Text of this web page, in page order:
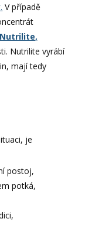
. V případě
Nutrilite,
Nutrilite vyrábí
mají tedy
je
postoj,
potká,